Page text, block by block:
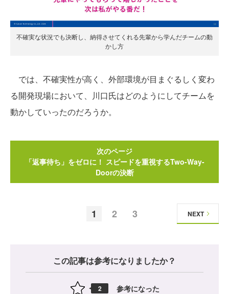
不確実な状況でも決断し、納得させてくれる先輩から学んだチームの動
かし方
では、不確実性が高く、外部環境が目まぐるしく変わ
る開発現場において、川口氏はどのようにしてチームを
動かしていったのだろうか。
次のページ
「返事待ち」をゼロに！ スピードを重視するTwo-Way-
Doorの決断
1 2 3 NEXT
この記事は参考になりましたか？
2 参考になった